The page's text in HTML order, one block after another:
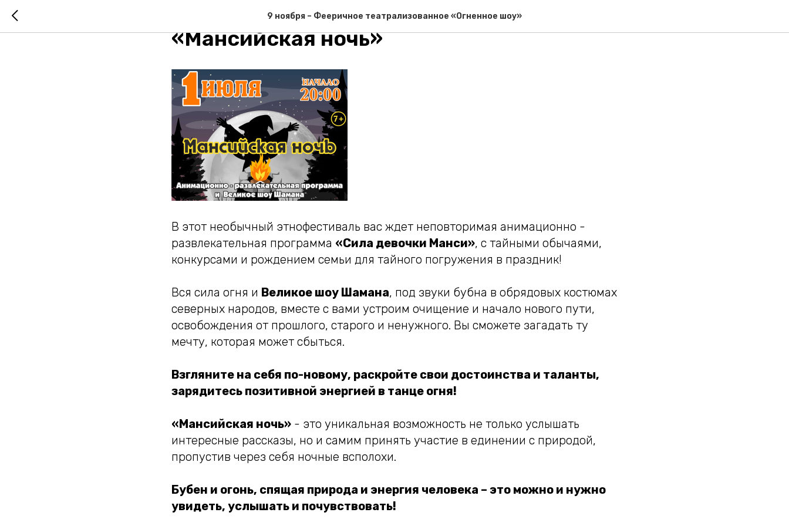
9 ноября – Фееричное театрализованное «Огненное шоу»
1 июля – Этнофестиваль народов Севера
«Мансийская ночь»
В этот необычный этнофестиваль вас ждет неповторимая анимационно -
развлекательная программа «Сила девочки Манси», с тайными обычаями,
конкурсами и рождением семьи для тайного погружения в праздник!
Вся сила огня и Великое шоу Шамана, под звуки бубна в обрядовых костюмах
северных народов, вместе с вами устроим очищение и начало нового пути,
освобождения от прошлого, старого и ненужного. Вы сможете загадать ту
мечту, которая может сбыться.
Взгляните на себя по-новому, раскройте свои достоинства и таланты,
зарядитесь позитивной энергией в танце огня!
«Мансийская ночь» - это уникальная возможность не только услышать
интересные рассказы, но и самим принять участие в единении с природой,
пропустив через себя ночные всполохи.
Бубен и огонь, спящая природа и энергия человека – это можно и нужно
увидеть, услышать и почувствовать!